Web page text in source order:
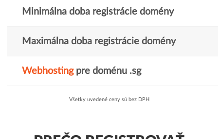
Minimálna doba registrácie domény
Maximálna doba registrácie domény
Webhostingpre doménu .sg
Všetky uvedené ceny sú bez DPH